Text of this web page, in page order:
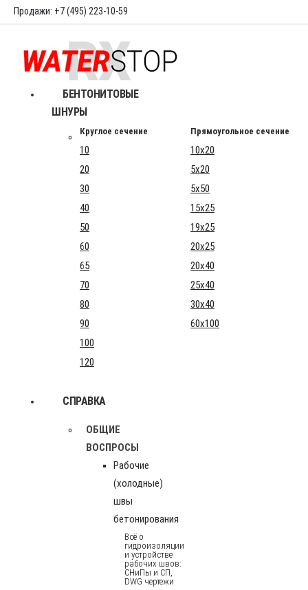
Продажи: +7 (495) 223-10-59
БЕНТОНИТОВЫЕ
ШНУРЫ
Круглое сечение Прямоугольное сечение
10
10x20
20
5x20
30
5x50
40
15x25
50
19x25
60
20x25
65
20x40
70
25x40
80
30x40
90
60x100
100
120
СПРАВКА
ОБЩИЕ
ВОСПРОСЫ
Рабочие
(холодные)
швы
бетонирования
Всё о
гидроизоляции
и устройстве
рабочих швов:
СНиПы и СП,
DWG чертежи